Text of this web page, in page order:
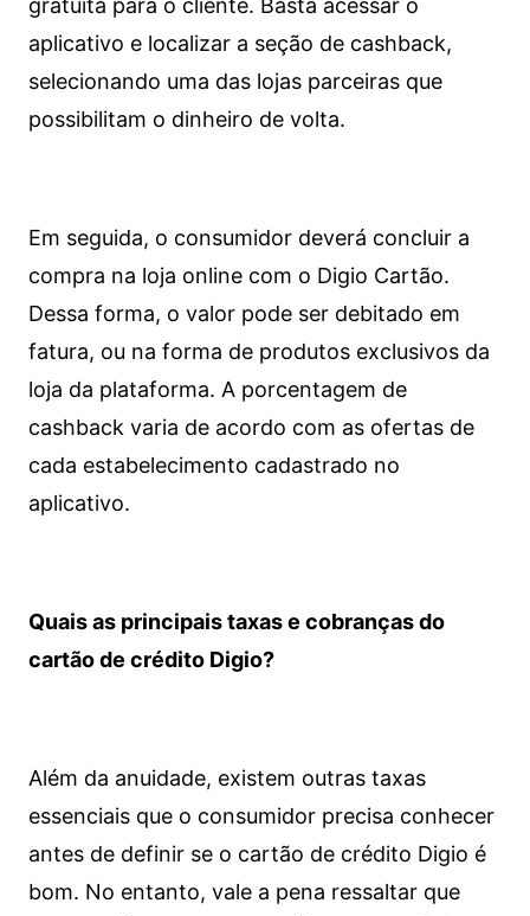
gratuita para o cliente. Basta acessar o
aplicativo e localizar a seção de cashback,
selecionando uma das lojas parceiras que
possibilitam o dinheiro de volta.
Em seguida, o consumidor deverá concluir a
compra na loja online com o Digio Cartão.
Dessa forma, o valor pode ser debitado em
fatura, ou na forma de produtos exclusivos da
loja da plataforma. A porcentagem de
cashback varia de acordo com as ofertas de
cada estabelecimento cadastrado no
aplicativo.
Quais as principais taxas e cobranças do
cartão de crédito Digio?
Além da anuidade, existem outras taxas
essenciais que o consumidor precisa conhecer
antes de definir se o cartão de crédito Digio é
bom. No entanto, vale a pena ressaltar que